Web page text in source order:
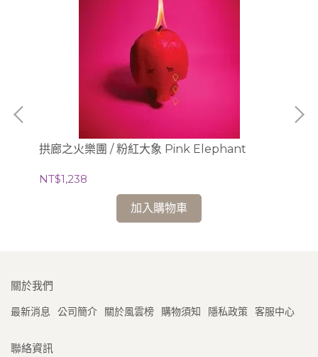
拱廊之火樂團 / 粉紅大象 Pink Elephant
NT$1,238
加入購物車
關於我們
最新消息 公司簡介 關於風雲榜 購物須知 隱私政策 客服中心
聯絡資訊